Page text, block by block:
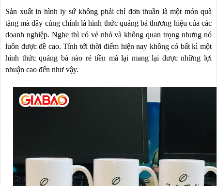
Sản xuất in hình ly sứ không phải chỉ đơn thuần là một món quà
tặng mà đây củng chính là hình thức quảng bá thương hiệu của các
doanh nghiệp. Nghe thì có vẻ nhỏ và không quan trọng nhưng nó
luôn được đề cao. Tính tới thời điểm hiện nay không có bất kì một
hình thức quảng bá nào rẻ tiền mà lại mang lại được những lợi
nhuận cao đến như vậy.